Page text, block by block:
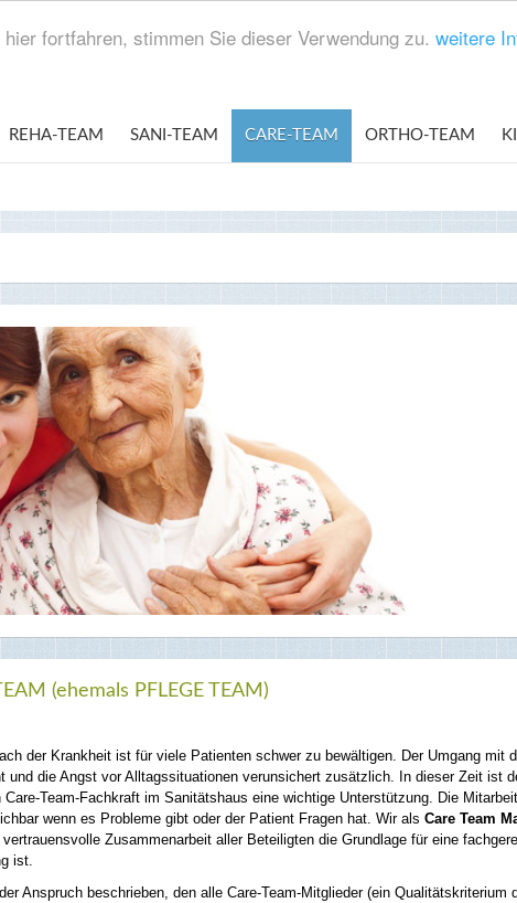
fortfahren, stimmen Sie dieser Verwendung zu. weitere
REHA-TEAM SANI-TEAM CARE-TEAM ORTHO-TEAM
(ehemals PFLEGE TEAM)
der Krankheit ist für viele Patienten schwer zu bewältigen. Der Umgang mit
und die Angst vor Alltagssituationen verunsichert zusätzlich. In dieser Zeit ist
Care-Team-Fachkraft im Sanitätshaus eine wichtige Unterstützung. Die
wenn es Probleme gibt oder der Patient Fragen hat. Wir als Care Team
Zusammenarbeit aller Beteiligten die Grundlage für eine
ist.
Anspruch beschrieben, den alle Care-Team-Mitglieder (ein Qualitätskriterium